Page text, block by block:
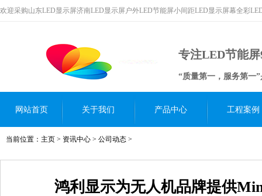
欢迎采购山东LED显示屏济南LED显示屏户外LED节能屏小间距LED显示屏幕全彩
专注LED节能
“质量第一，服务第一
网站首页 关于我们 产品中心 工程案例
当前位置： 主页 > 资讯中心 > 公司动态 >
鸿利显示为无人机品牌提供